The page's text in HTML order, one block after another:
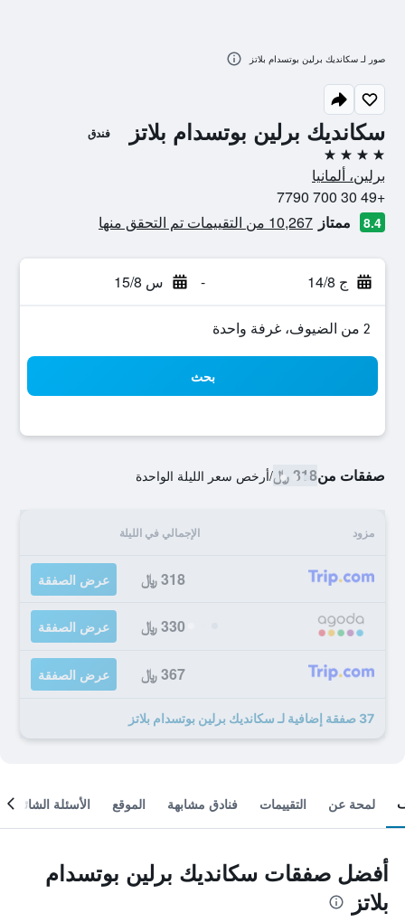
سكانديك برلين بوتسدام بلاتز فندق
4 نجوم
برلين، ألمانيا
+49 30 700 7790
8.4 ممتاز 10,267 من التقييمات تم التحقق منها
ج 14/8 - س 15/8
2 من الضيوف، غرفة واحدة
بحث
صفقات من318 ﷼ /أرخص سعر الليلة الواحدة
مزود الإجمالي في الليلة
318 ﷼ عرض الصفقة
330 ﷼ عرض الصفقة
367 ﷼ عرض الصفقة
37 صفقة إضافية لـ سكانديك برلين بوتسدام بلاتز
صور لـ سكانديك برلين بوتسدام بلاتز
لمحة عن التقييمات فنادق مشابهة الموقع الأسئلة الشائعة
أفضل صفقات سكانديك برلين بوتسدام
بلاتز